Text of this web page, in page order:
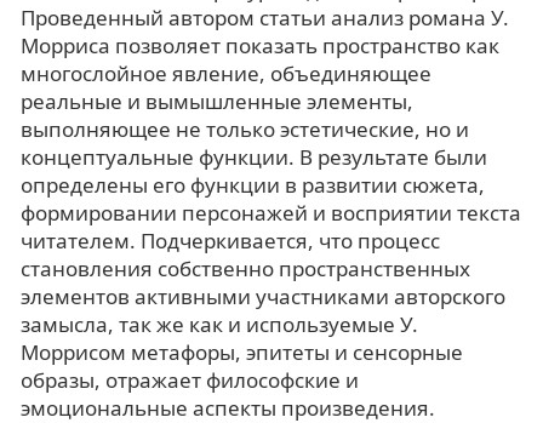
Проведенный автором статьи анализ романа У.
Морриса позволяет показать пространство как
многослойное явление, объединяющее
реальные и вымышленные элементы,
выполняющее не только эстетические, но и
концептуальные функции. В результате были
определены его функции в развитии сюжета,
формировании персонажей и восприятии текста
читателем. Подчеркивается, что процесс
становления собственно пространственных
элементов активными участниками авторского
замысла, так же как и используемые У.
Моррисом метафоры, эпитеты и сенсорные
образы, отражает философские и
эмоциональные аспекты произведения.